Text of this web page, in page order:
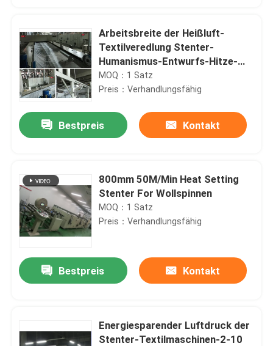
Arbeitsbreite der Heißluft-
Textilveredlung Stenter-
Humanismus-Entwurfs-Hitze-
Bewahrungs-3600mm
MOQ：1 Satz
Preis：Verhandlungsfähig
Bestpreis Kontakt
800mm 50M/Min Heat Setting
Stenter For Wollspinnen
MOQ：1 Satz
Preis：Verhandlungsfähig
Bestpreis Kontakt
Energiesparender Luftdruck der
Stenter-Textilmaschinen-2-10